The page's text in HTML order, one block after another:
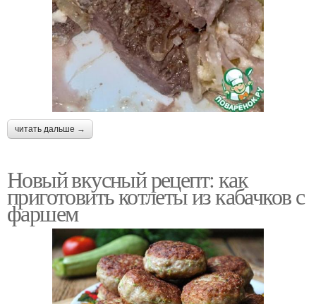
читать дальше →
Новый вкусный рецепт: как
приготовить котлеты из кабачков с
фаршем